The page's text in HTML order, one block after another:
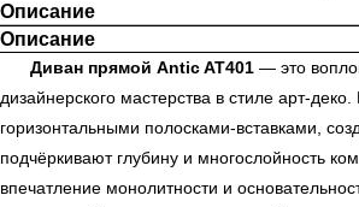
Описание
Описание
Диван прямой Antic AT401 — это
дизайнерского мастерства в стиле арт-
горизонтальными полосками-вставками,
подчёркивают глубину и многослойность
впечатление монолитности и